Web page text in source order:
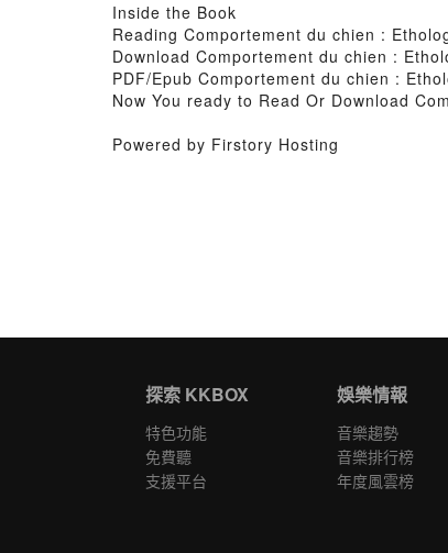
Inside the Book
Reading Comportement du chien :
Download Comportement du chien :
PDF/Epub Comportement du chien :
Now You ready to Read Or Download
Powered by Firstory Hosting
探索 KKBOX
特色功能
免費聽
支援平台
娛樂情報
音樂趨勢
音樂排行榜
年度風雲榜